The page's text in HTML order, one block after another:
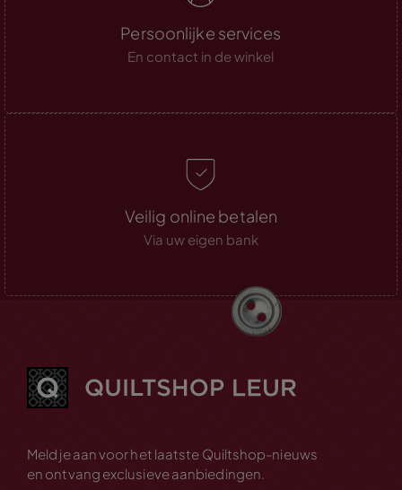
Persoonlijke services
En contact in de winkel
Veilig online betalen
Via uw eigen bank
Meld je aan voor het laatste Quiltshop-nieuws
en ontvang exclusieve aanbiedingen.